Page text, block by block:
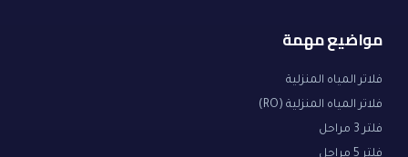
مواضيع مهمة
فلاتر المياه المنزلية
فلاتر المياه المنزلية (RO)
فلتر 3 مراحل
فلتر 5 مراحل